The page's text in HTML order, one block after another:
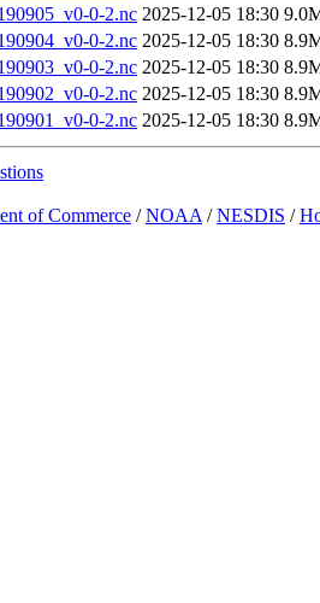
0-2.nc 2025-12-05 18:30
0-2.nc 2025-12-05 18:30
0-2.nc 2025-12-05 18:30
0-2.nc 2025-12-05 18:30
0-2.nc 2025-12-05 18:30
of Commerce /NOAA /NESDIS /